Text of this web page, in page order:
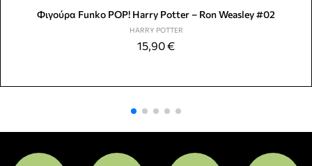
Φιγούρα Funko POP! Harry Potter – Ron Weasley #02
HARRY POTTER
15,90€